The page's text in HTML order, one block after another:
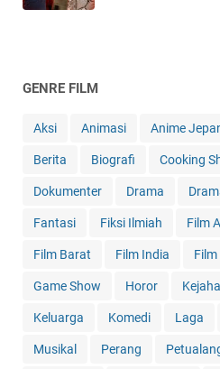
GENRE FILM
Aksi Animasi Anime
Berita Biografi Cooking
Dokumenter Drama
Fantasi Fiksi Ilmiah Film
Film Barat Film India
Game Show Horor
Keluarga Komedi Laga
Musikal Perang